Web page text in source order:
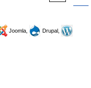
Joomla,
Drupal,